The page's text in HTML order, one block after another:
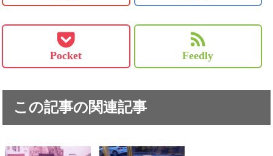
Pocket Feedly
この記事の関連記事